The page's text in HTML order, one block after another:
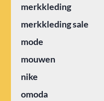
merkkleding
merkkleding sale
mode
mouwen
nike
omoda